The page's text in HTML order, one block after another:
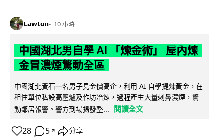
Lawton 10 小時
中國湖北男自學 AI 「煉金術」 屋內煉
金冒濃煙驚動全區
中國湖北黃石一名男子見金價高企，利用 AI 自學提煉黃金，在
租住單位私設高壓爐及作坊冶煉，過程產生大量刺鼻濃煙，驚
動鄰居報警。警方到場揭發整...
閱讀全文
28 5 ↗ 分享